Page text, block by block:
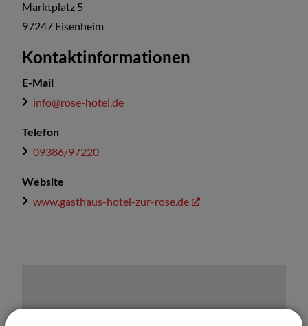
Marktplatz 5
97247 Eisenheim
Kontaktinformationen
E-Mail
info@rose-hotel.de
Telefon
09386/97220
Website
www.gasthaus-hotel-zur-rose.de